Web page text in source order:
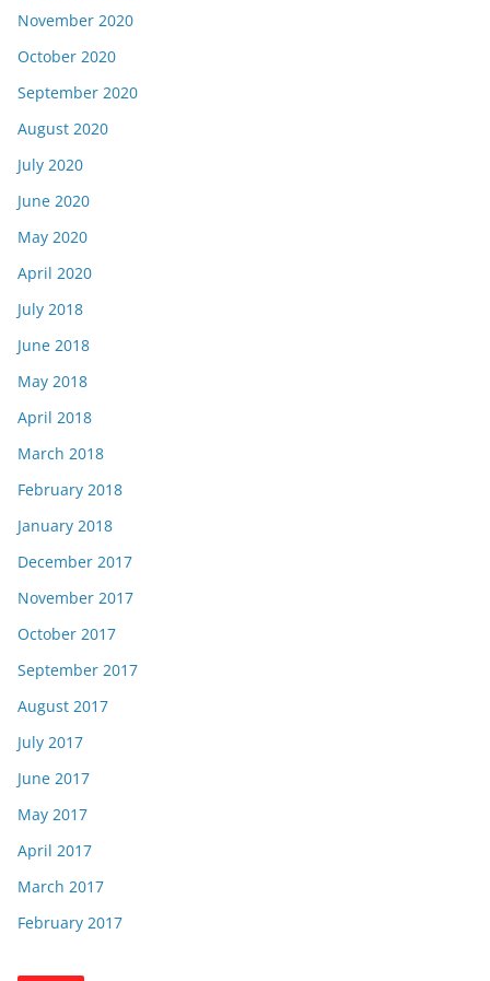
November 2020
October 2020
September 2020
August 2020
July 2020
June 2020
May 2020
April 2020
July 2018
June 2018
May 2018
April 2018
March 2018
February 2018
January 2018
December 2017
November 2017
October 2017
September 2017
August 2017
July 2017
June 2017
May 2017
April 2017
March 2017
February 2017